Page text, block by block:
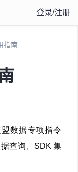
登录/注册
指南
数据专项指令
查询、SDK 集